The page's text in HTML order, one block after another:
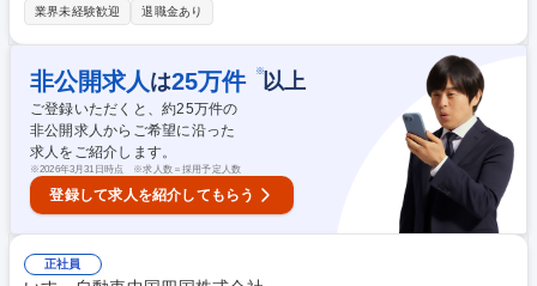
ッド車)のアフターサービスを行います。車検や定期点 検、オーバーホー
ていただきます。 2～3年ほどたち業務に独り立ちしたら、修理対応や夜
間のトラブル対応などにもあたっていただく事になります。 いすゞでは商
用車であるトラックの不稼働を出さないことを大切にしており、故障診断
等を元に部品交換するのか修理するのかコストと時間を考えて対応してい
くため、一般車の整備と異なりエンジニアとしてのスキルを身に付けるこ
とが出来ます。 募集職種 【岩国市】自動車整備士（サービス）年間休日1
20日/未経験歓迎/
業界未経験歓迎 退職金あり
非公開求人 は25万件 ※以上
ご登録いただくと、約25万件の
非公開求人からご希望に沿った
求人をご紹介します。
※2026年3月31日時点 ※求人数＝採用予定人数
登録して求人を紹介してもらう
正社員